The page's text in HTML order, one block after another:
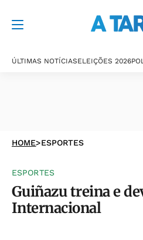
ÚLTIMAS NOTÍCIASELEIÇÕES 2026
HOME>ESPORTES
ESPORTES
Guiñazu treina e
Internacional